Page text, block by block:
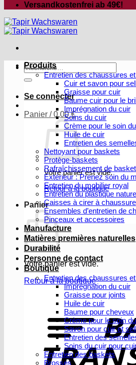
Versandkostenfrei ab 49€!
Recherche
pour :
Se connecter
Panier /0,00€
Votre panier est vide.
Retour à la boutique
Panier
Votre panier est vide.
Retour à la boutique
Produits
Entretien des chaussures
Cuir et savon pour
Graisse pour cuir
Baume cuir pour le
Imprégnation du cuir
Soins du cuir
Crème pour le soin
Huile de cuir
Entretien des
Nettoyant pour baskets
Protège-baskets
Rafraîchissement de
Extérieur : Prenez soin du
Entretien du mobilier royal
Entretien du plastique
Caisses à cirer à
Ensembles d’entretien de
Pinceaux et accessoires
Manufacture
Matières premières naturelles
Durabilité
Personne de contact
Boutique
Entretien des chaussures
Imprégnation du cuir
Graisse pour joints
Huile de cuir
Baume pour cheveux
Crème pour le soin
Savon pour cuir et
Entretien des
Soins du cuir pour
Entretien des baskets
Brosses